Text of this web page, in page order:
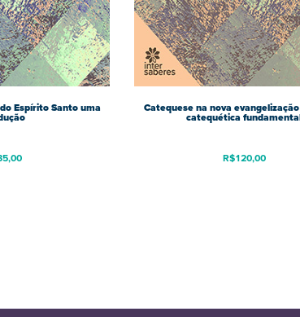
Espírito Santo uma Catequese na nova
catequética
R$120,00